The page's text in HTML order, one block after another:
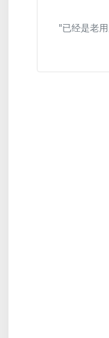
"已经是老